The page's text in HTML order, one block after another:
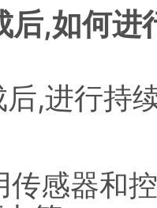
后,如何进
,进行持
传感器和